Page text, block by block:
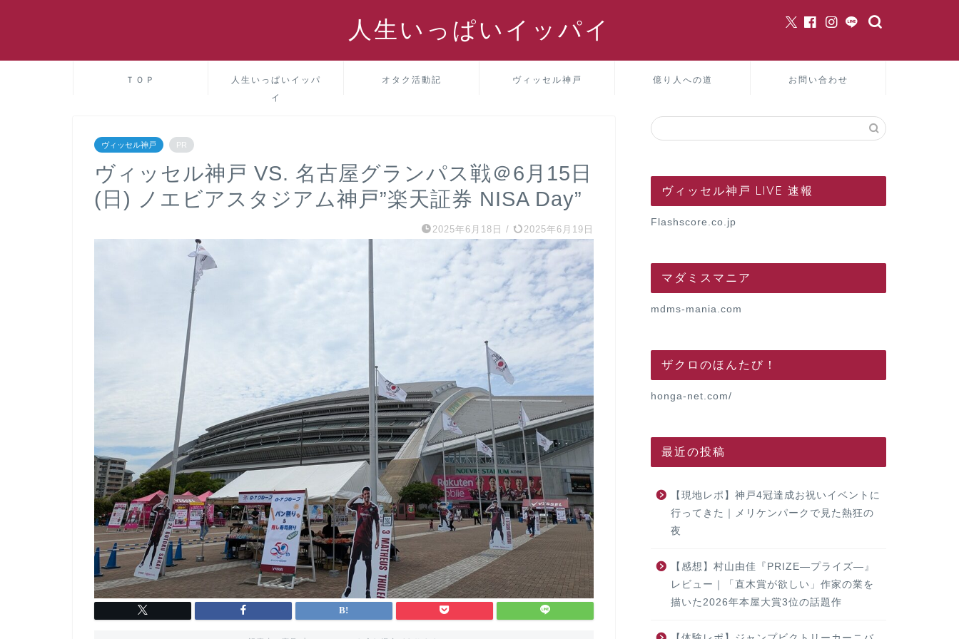
人生いっぱいイッパイ
ＴＯＰ
人生いっぱいイッパ
イ
オタク活動記 ヴィッセル神戸 億り人への道 お問い合わせ
ヴィッセル神戸 PR
ヴィッセル神戸 VS. 名古屋グランパス戦＠6月15日
(日) ノエビアスタジアム神戸”楽天証券 NISA Day”
2025年6月18日 / 2025年6月19日
ヴィッセル神戸 LIVE 速報
Flashscore.co.jp
マダミスマニア
mdms-mania.com
ザクロのほんたび！
honga-net.com/
最近の投稿
【現地レポ】神戸4冠達成お祝いイベントに
行ってきた｜メリケンパークで見た熱狂の
夜
【感想】村山由佳『PRIZE―プライズ―』
レビュー｜「直木賞が欲しい」作家の業を
描いた2026年本屋大賞3位の話題作